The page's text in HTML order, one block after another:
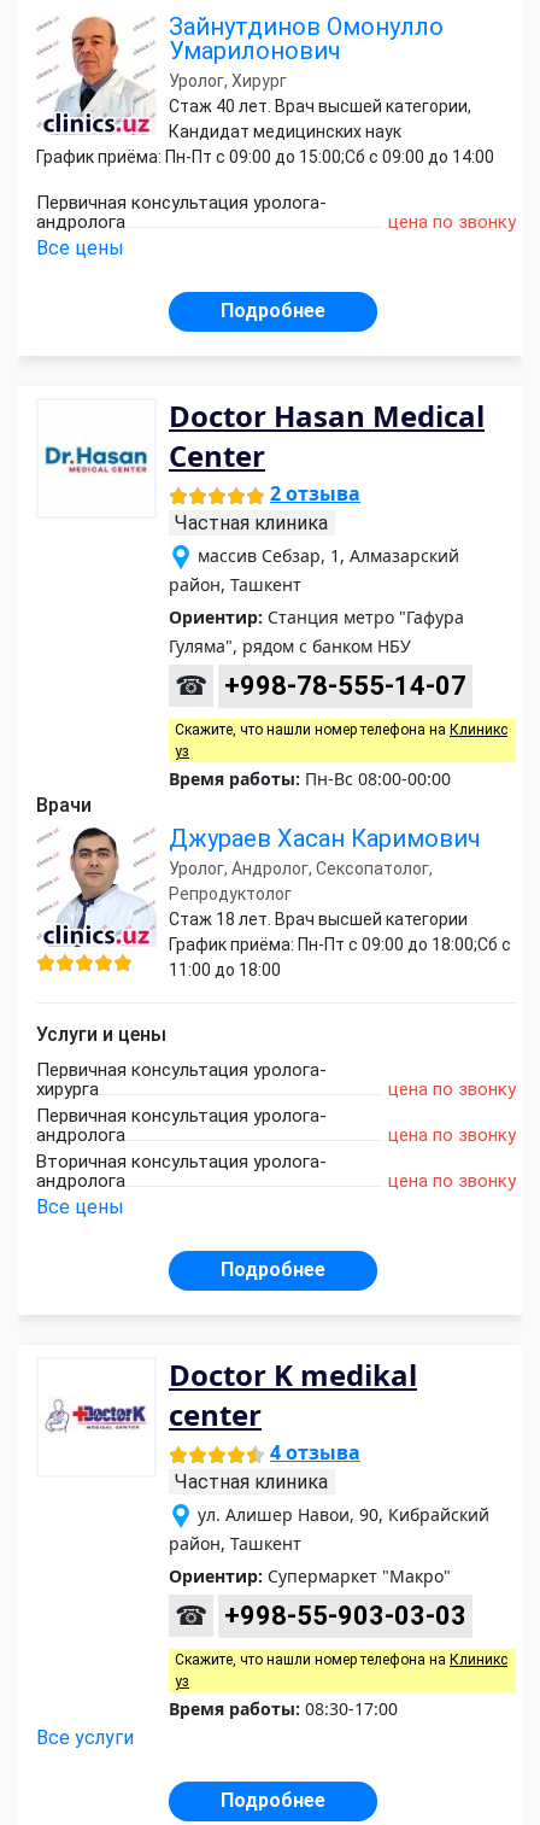
Зайнутдинов Омонулло
Умарилонович
Уролог, Хирург
Стаж 40 лет. Врач высшей категории,
Кандидат медицинских наук
График приёма: Пн-Пт с 09:00 до 15:00;Сб с 09:00 до 14:00
Первичная консультация уролога-
андролога
цена по звонку
Все цены
Подробнее
Doctor Hasan Medical
Center
2 отзыва
Частная клиника
массив Себзар, 1, Алмазарский
район, Ташкент
Ориентир: Станция метро "Гафура
Гуляма", рядом с банком НБУ
☎ +998-78-555-14-07
Скажите, что нашли номер телефона на Клиникс
уз
Время работы: Пн-Вс 08:00-00:00
Врачи
Джураев Хасан Каримович
Уролог, Андролог, Сексопатолог,
Репродуктолог
Стаж 18 лет. Врач высшей категории
График приёма: Пн-Пт с 09:00 до 18:00;Сб с
11:00 до 18:00
Услуги и цены
Первичная консультация уролога-
хирурга
цена по звонку
Первичная консультация уролога-
андролога
цена по звонку
Вторичная консультация уролога-
андролога
цена по звонку
Все цены
Подробнее
Doctor K medikal
center
4 отзыва
Частная клиника
ул. Алишер Навои, 90, Кибрайский
район, Ташкент
Ориентир: Супермаркет "Макро"
☎ +998-55-903-03-03
Скажите, что нашли номер телефона на Клиникс
уз
Время работы: 08:30-17:00
Все услуги
Подробнее